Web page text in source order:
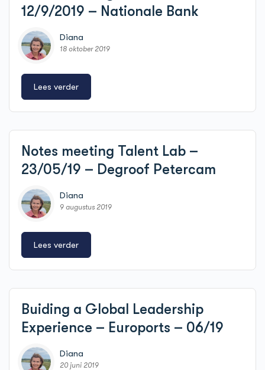
12/9/2019 – Nationale Bank
Diana
18 oktober 2019
Lees verder
Notes meeting Talent Lab –
23/05/19 – Degroof Petercam
Diana
9 augustus 2019
Lees verder
Buiding a Global Leadership
Experience – Euroports – 06/19
Diana
20 juni 2019